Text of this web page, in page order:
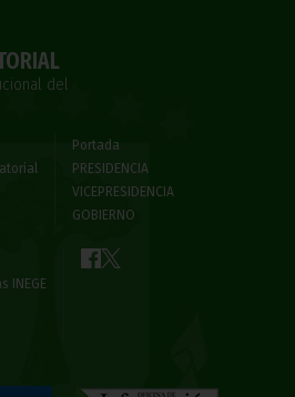
del
Portada
PRESIDENCIA
VICEPRESIDENCIA
GOBIERNO
INEGE